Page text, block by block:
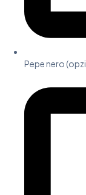
Pepe nero